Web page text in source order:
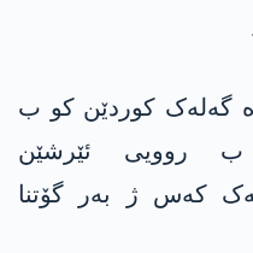
گەلەک کوردێن کو ب
ب روویی ئێرشێن
کەس ژ بەر گۆتنا